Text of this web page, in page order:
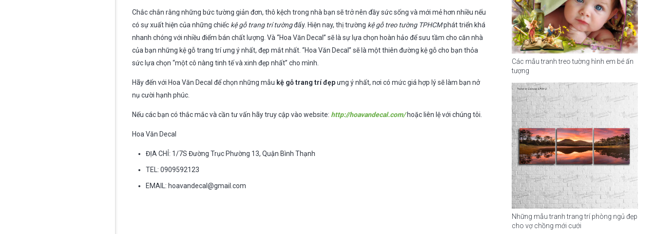
Chắc chắn rằng những bức tường giản đơn, thô kệch trong nhà bạn sẽ trở nên đầy sức sống và mới mẻ hơn nhiều nếu
có sự xuất hiện của những chiếc kệ gỗ trang trí tườngđấy. Hiện nay, thị trường kệ gỗ treo tường TPHCMphát triển khá
nhanh chóng với nhiều điểm bán chất lượng. Và “Hoa Văn Decal” sẽ là sự lựa chọn hoàn hảo để sưu tầm cho căn nhà
của bạn những kệ gỗ trang trí ưng ý nhất, đẹp mắt nhất. “Hoa Văn Decal” sẽ là một thiên đường kệ gỗ cho bạn thỏa
sức lựa chọn “một cô nàng tinh tế và xinh đẹp nhất” cho mình.
Hãy đến với Hoa Văn Decal để chọn những mẫu kệ gỗ trang trí đẹp ưng ý nhất, nơi có mức giá hợp lý sẽ làm bạn nở
nụ cười hạnh phúc.
Nếu các bạn có thắc mắc và cần tư vấn hãy truy cập vào website: http://hoavandecal.com/ hoặc liên lệ với chúng tôi.
Hoa Văn Decal
ĐỊA CHỈ: 1/7S Đường Trục Phường 13, Quận Bình Thạnh
TEL: 0909592123
EMAIL: hoavandecal@gmail.com
Các mẫu tranh treo tường hình em bé ấn
tượng
Những mẫu tranh trang trí phòng ngủ đẹp
cho vợ chồng mới cưới